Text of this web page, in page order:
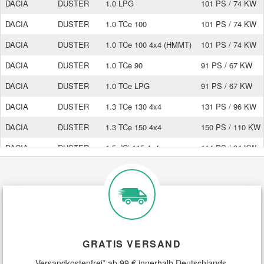
DACIA DUSTER 1.0 LPG
101 PS / 74 KW
DACIA
DUSTER 1.0 TCe 100
101 PS / 74 KW
DACIA
DUSTER 1.0 TCe 100 4x4 (HMMT)
101 PS / 74 KW
DACIA
DUSTER 1.0 TCe 90
91 PS / 67 KW
DACIA
DUSTER 1.0 TCe LPG
91 PS / 67 KW
DACIA
DUSTER 1.3 TCe 130 4x4
131 PS / 96 KW
DACIA
DUSTER 1.3 TCe 150 4x4
150 PS / 110 KW
DACIA
DUSTER 1.5 dCi 115 4x4
114 PS / 84 KW
1.5 dCi 95 (HMAF)
DACIA
DUSTER 2.0 16V 4x4
137 PS / 101 KW
1.2 TCe 125
DUSTER II 1.3 TCe 130 (HMMF)
GRATIS VERSAND